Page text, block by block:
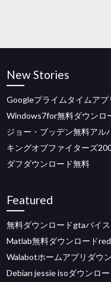
New Stories
Googleプライムタイムアプ
Windows7for無料ダウンロ
ジョー・ブッデン無料アル
キングオブファイターズ
ダフダウンロード無料
Featured
無料ダウンロードgtaバイ
Matlab無料ダウンロード
Walabotホームアプリダウ
Debian jessie isoダウンロー